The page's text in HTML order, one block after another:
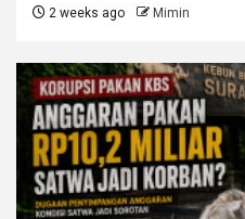
2 weeks ago Mimin